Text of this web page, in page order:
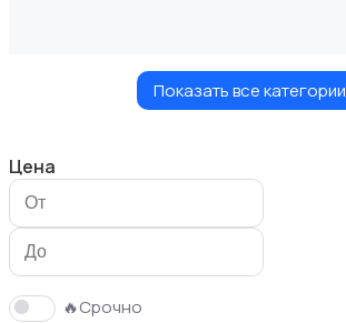
Красота и здоровье
Показать все категории
Цена
🔥Срочно